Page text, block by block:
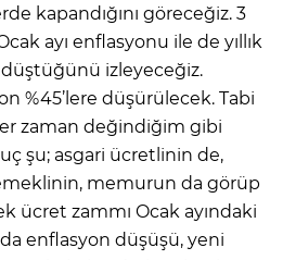
kapandığını göreceğiz. 3
ayı enflasyonu ile de yıllık
düştüğünü izleyeceğiz.
%45’lere düşürülecek. Tabi
zaman değindiğim gibi
şu; asgari ücretlinin de,
memurun da görüp
ücret zammı Ocak ayındaki
enflasyon düşüşü, yeni